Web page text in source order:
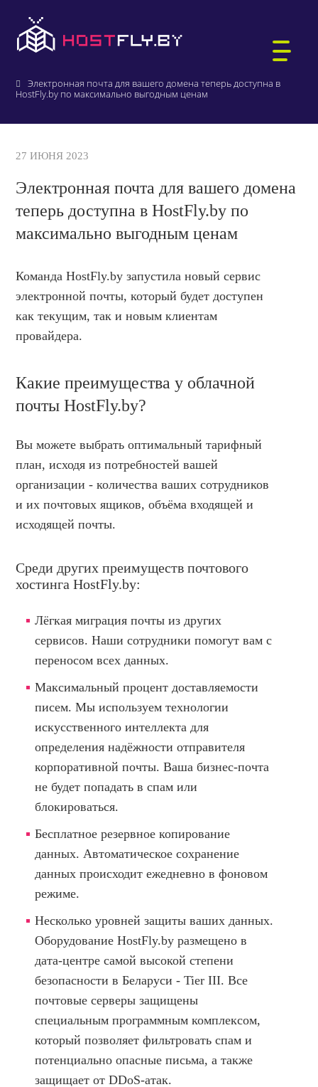
WORDPRESS-ХОСТИНГ
ВИРТУАЛЬНЫЕ СЕРВЕРЫ
БИТРИКС-ХОСТИНГ
ПОЧТА ДЛЯ ДОМЕНА
ВЫДЕЛЕННЫЕ СЕРВЕРЫ
КТО МЫ
НОВОСТИ И АКЦИИ
КОНТАКТЫ
ВЛАДЕЛЬЦАМ ХОСТИНГ-КОМПАНИЙ
Электронная почта для вашего домена теперь доступна в
HostFly.by по максимально выгодным ценам
27 ИЮНЯ 2023
Электронная почта для вашего домена
теперь доступна в HostFly.by по
максимально выгодным ценам
Команда HostFly.by запустила новый сервис
электронной почты, который будет доступен
как текущим, так и новым клиентам
провайдера.
Какие преимущества у облачной
почты HostFly.by?
Вы можете выбрать оптимальный тарифный
план, исходя из потребностей вашей
организации - количества ваших сотрудников
и их почтовых ящиков, объёма входящей и
исходящей почты.
Среди других преимуществ почтового
хостинга HostFly.by:
Лёгкая миграция почты из других
сервисов. Наши сотрудники помогут вам с
переносом всех данных.
Максимальный процент доставляемости
писем. Мы используем технологии
искусственного интеллекта для
определения надёжности отправителя
корпоративной почты. Ваша бизнес-почта
не будет попадать в спам или
блокироваться.
Бесплатное резервное копирование
данных. Автоматическое сохранение
данных происходит ежедневно в фоновом
режиме.
Несколько уровней защиты ваших данных.
Оборудование HostFly.by размещено в
дата-центре самой высокой степени
безопасности в Беларуси - Tier III. Все
почтовые серверы защищены
специальным программным комплексом,
который позволяет фильтровать спам и
потенциально опасные письма, а также
защищает от DDoS-атак.